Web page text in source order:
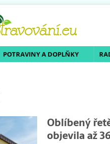
POTRAVINY A DOPLŇKY
Oblíbený
objevila až